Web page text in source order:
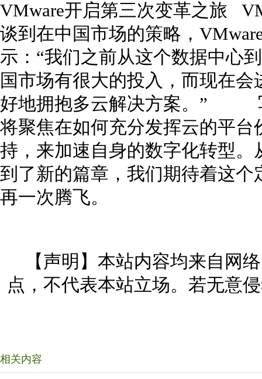
VMware开启第三次变革之
谈到在中国市场的策略，
示：“我们之前从这个数据中心
国市场有很大的投入，而现在
好地拥抱多云解决方案。
将聚焦在如何充分发挥云的平
持，来加速自身的数字化转型。
到了新的篇章，我们期待着这
再一次腾飞。
【声明】本站内容均来自网
点，不代表本站立场。若无意
相关内容